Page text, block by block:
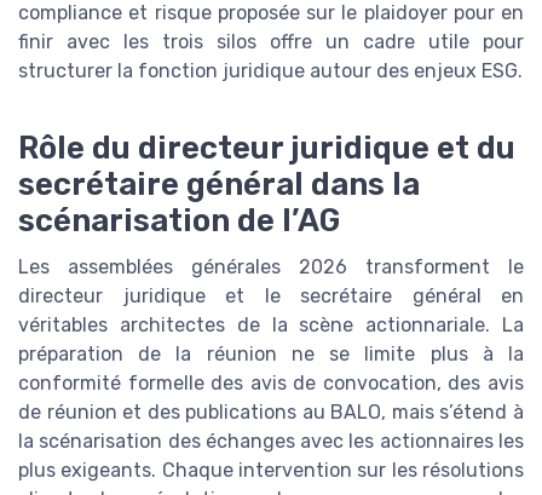
compliance et risque proposée sur le plaidoyer pour en
finir avec les trois silos offre un cadre utile pour
structurer la fonction juridique autour des enjeux ESG.
Rôle du directeur juridique et du
secrétaire général dans la
scénarisation de l’AG
Les assemblées générales 2026 transforment le
directeur juridique et le secrétaire général en
véritables architectes de la scène actionnariale. La
préparation de la réunion ne se limite plus à la
conformité formelle des avis de convocation, des avis
de réunion et des publications au BALO, mais s’étend à
la scénarisation des échanges avec les actionnaires les
plus exigeants. Chaque intervention sur les résolutions